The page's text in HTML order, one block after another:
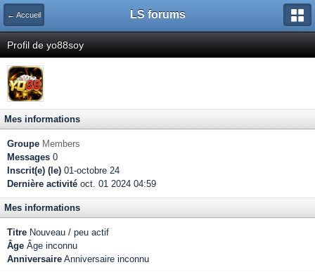
← Accueil LS forums
Profil de yo88soy
Mes informations
Groupe Members
Messages 0
Inscrit(e) (le) 01-octobre 24
Dernière activité oct. 01 2024 04:59
Mes informations
Titre Nouveau / peu actif
Âge Âge inconnu
Anniversaire Anniversaire inconnu